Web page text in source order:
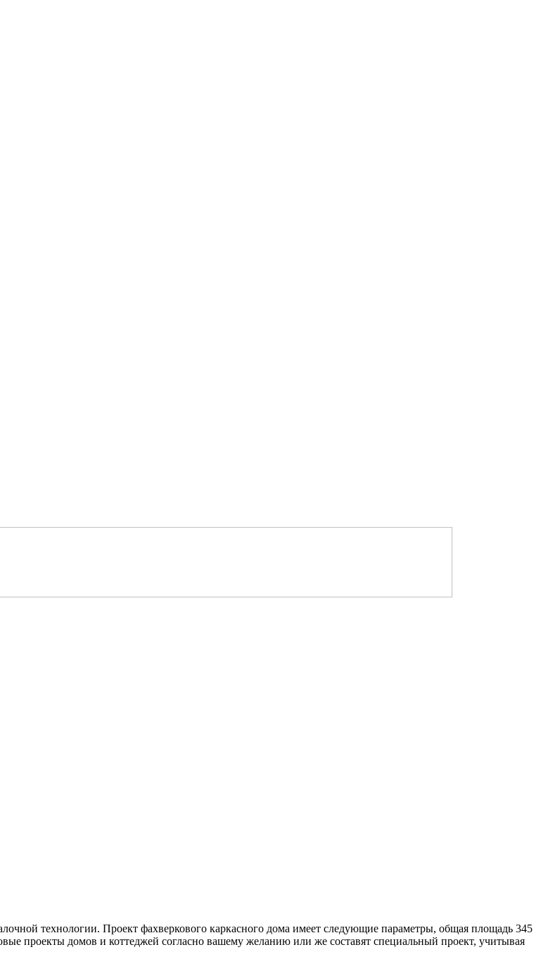
технологии. Проект фахверкового каркасного дома имеет следующие параметры, общая площадь 345
проекты домов и коттеджей согласно вашему желанию или же составят специальный проект, учитывая